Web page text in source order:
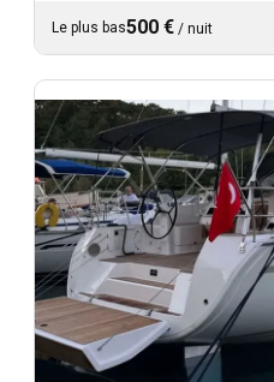
Le plus bas500 € / nuit